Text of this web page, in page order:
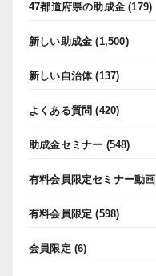
47都道府県の助成金 (179)
新しい助成金 (1,500)
新しい自治体(137)
よくある質問 (420)
助成金セミナー (548)
有料会員限定セミナー動画
有料会員限定 (598)
会員限定 (6)